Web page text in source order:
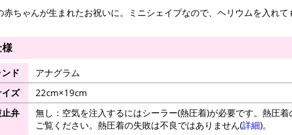
赤ちゃんが生まれたお祝いに。ミニシェイプなので、ヘリウムを入れて
ド
アナグラム
ズ
22cm×19cm
弁
無し：空気を注入するにはシーラー(熱圧着)が必要です。熱圧着
ご覧ください。熱圧着の失敗は不良ではありません(詳細)。